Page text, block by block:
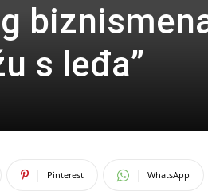
s leđa”
Pinterest WhatsApp